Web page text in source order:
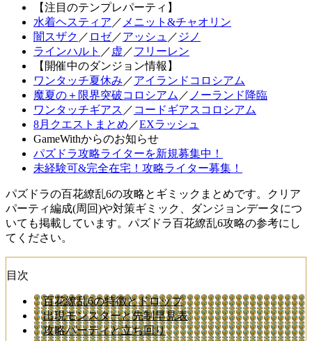
【注目のテンプレパーティ】
水着ヘスティア ／ メニット&チャオリン
闇スザク ／ ロゼ／アッシュ ／ ジノ
ラインハルト ／ 虚 ／フリーレン
【開催中のダンジョン情報】
ワンタッチ夏休み ／アイランドコロシアム
魔夏の＋限界突破コロシアム ／ ノーランド降臨
ワンタッチギアス ／ コードギアスコロシアム
8月クエストまとめ ／EXラッシュ
GameWithからのお知らせ
パズドラ攻略ライターを新規募集中！
未経験可&完全在宅！攻略ライター募集！
パズドラの百花繚乱6の攻略とギミックまとめです。クリア
パーティ編成(周回)や対策ギミック、ダンジョンデータにつ
いても掲載しています。パズドラ百花繚乱6攻略の参考にし
てください。
目次
百花繚乱6の特徴とドロップ
出現モンスターと先制早見表
攻略パーティと立ち回り